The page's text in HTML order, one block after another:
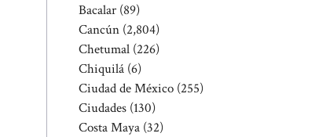
Bacalar (89)
Cancún (2,804)
Chetumal (226)
Chiquilá (6)
Ciudad de México (255)
Ciudades (130)
Costa Maya (32)